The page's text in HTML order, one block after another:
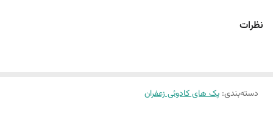
نظرات
دسته‌بندی: پک های کادوئی زعفران